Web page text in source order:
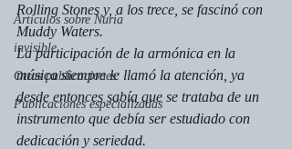
Artículos sobre Nuria
invisible
Otras publicaciones
Publicaciones especializadas
Rolling Stones y, a los trece, se fascinó con
Muddy Waters.
La participación de la armónica en la
música siempre le llamó la atención, ya
desde entonces sabía que se trataba de un
instrumento que debía ser estudiado con
dedicación y seriedad.